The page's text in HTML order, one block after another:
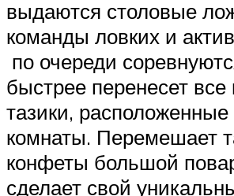
выдаются столовые
команды ловких и
по очереди
быстрее перенесет
тазики, расположенные
комнаты. Перемешает
конфеты большой
сделает свой